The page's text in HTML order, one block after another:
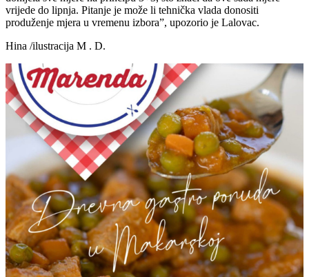
vrijede do lipnja. Pitanje je može li tehnička vlada donositi
produženje mjera u vremenu izbora”, upozorio je Lalovac.
Hina /ilustracija M . D.